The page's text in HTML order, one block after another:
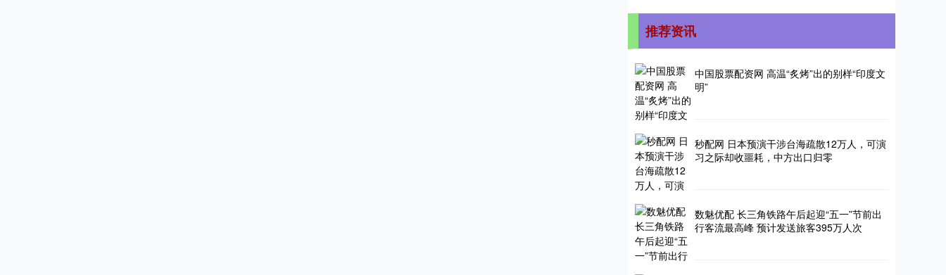
推荐资讯
中国股票配资网 高温“炙烤”出的别样“印度文
明”
秒配网 日本预演干涉台海疏散12万人，可演
习之际却收噩耗，中方出口归零
数魅优配 长三角铁路午后起迎“五一”节前出
行客流最高峰 预计发送旅客395万人次